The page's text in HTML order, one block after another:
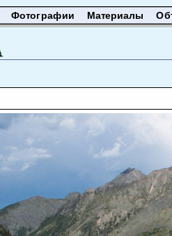
Фотографии Материалы